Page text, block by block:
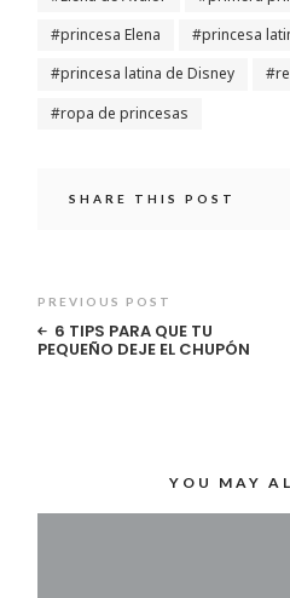
princesa Elena
princesa
princesa latina de Disney
ropa de princesas
SHARE THIS POST
PREVIOUS POST
6 TIPS PARA QUE TU
PEQUEÑO DEJE EL CHUPÓN
YOU MAY